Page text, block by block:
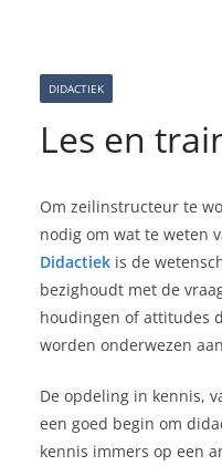
DIDACTIEK
Les en
Om zeilinstructeur te
nodig om wat te weten
Didactiek is de
bezighoudt met de
houdingen of attitudes
worden onderwezen
De opdeling in kennis,
een goed begin om
kennis immers op een